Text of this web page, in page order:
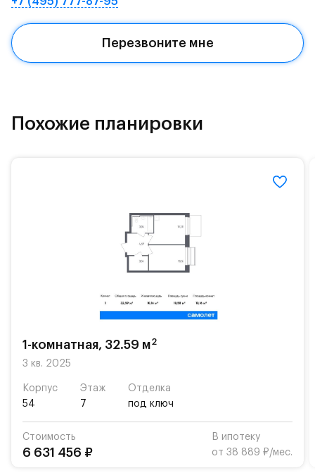
Красногорское и Рублево-Успенское шоссе.
Поблизости расположено новое наземное метро
МЦД «Одинцово».
Территория леса доступна для пеших и
Расположение позволяет вести здоровый образ
жизни и регулярно заниматься спортом, как на
свежем воздухе, так и в спортзале. Для комфортной
жизни есть вся необходимая инфраструктура.
На территории квартала возведут детский сад и
школу. Также для наиболее одарённых детей есть
«Жуковка».
парковки.
Территория квартала приватная, въезд
осуществляется по пропускам.#yan19-2r1521178#
Перезвоните мне
Похожие планировки
1-комнатная, 32.59 м2
3 кв. 2025
Корпус
54
Этаж
7
Отделка
под ключ
Стоимость
6 631 456 ₽
В ипотеку
от 38 889 ₽/мес.